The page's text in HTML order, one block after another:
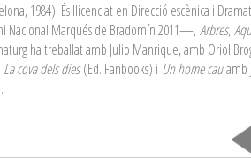
1984). És llicenciat en Direcció escènica i
Nacional Marqués de Bradomín 2011—,Arbres,
ha treballat amb Julio Manrique, amb Oriol
La cova dels dies(Ed. Fanbooks) i Un home cauamb